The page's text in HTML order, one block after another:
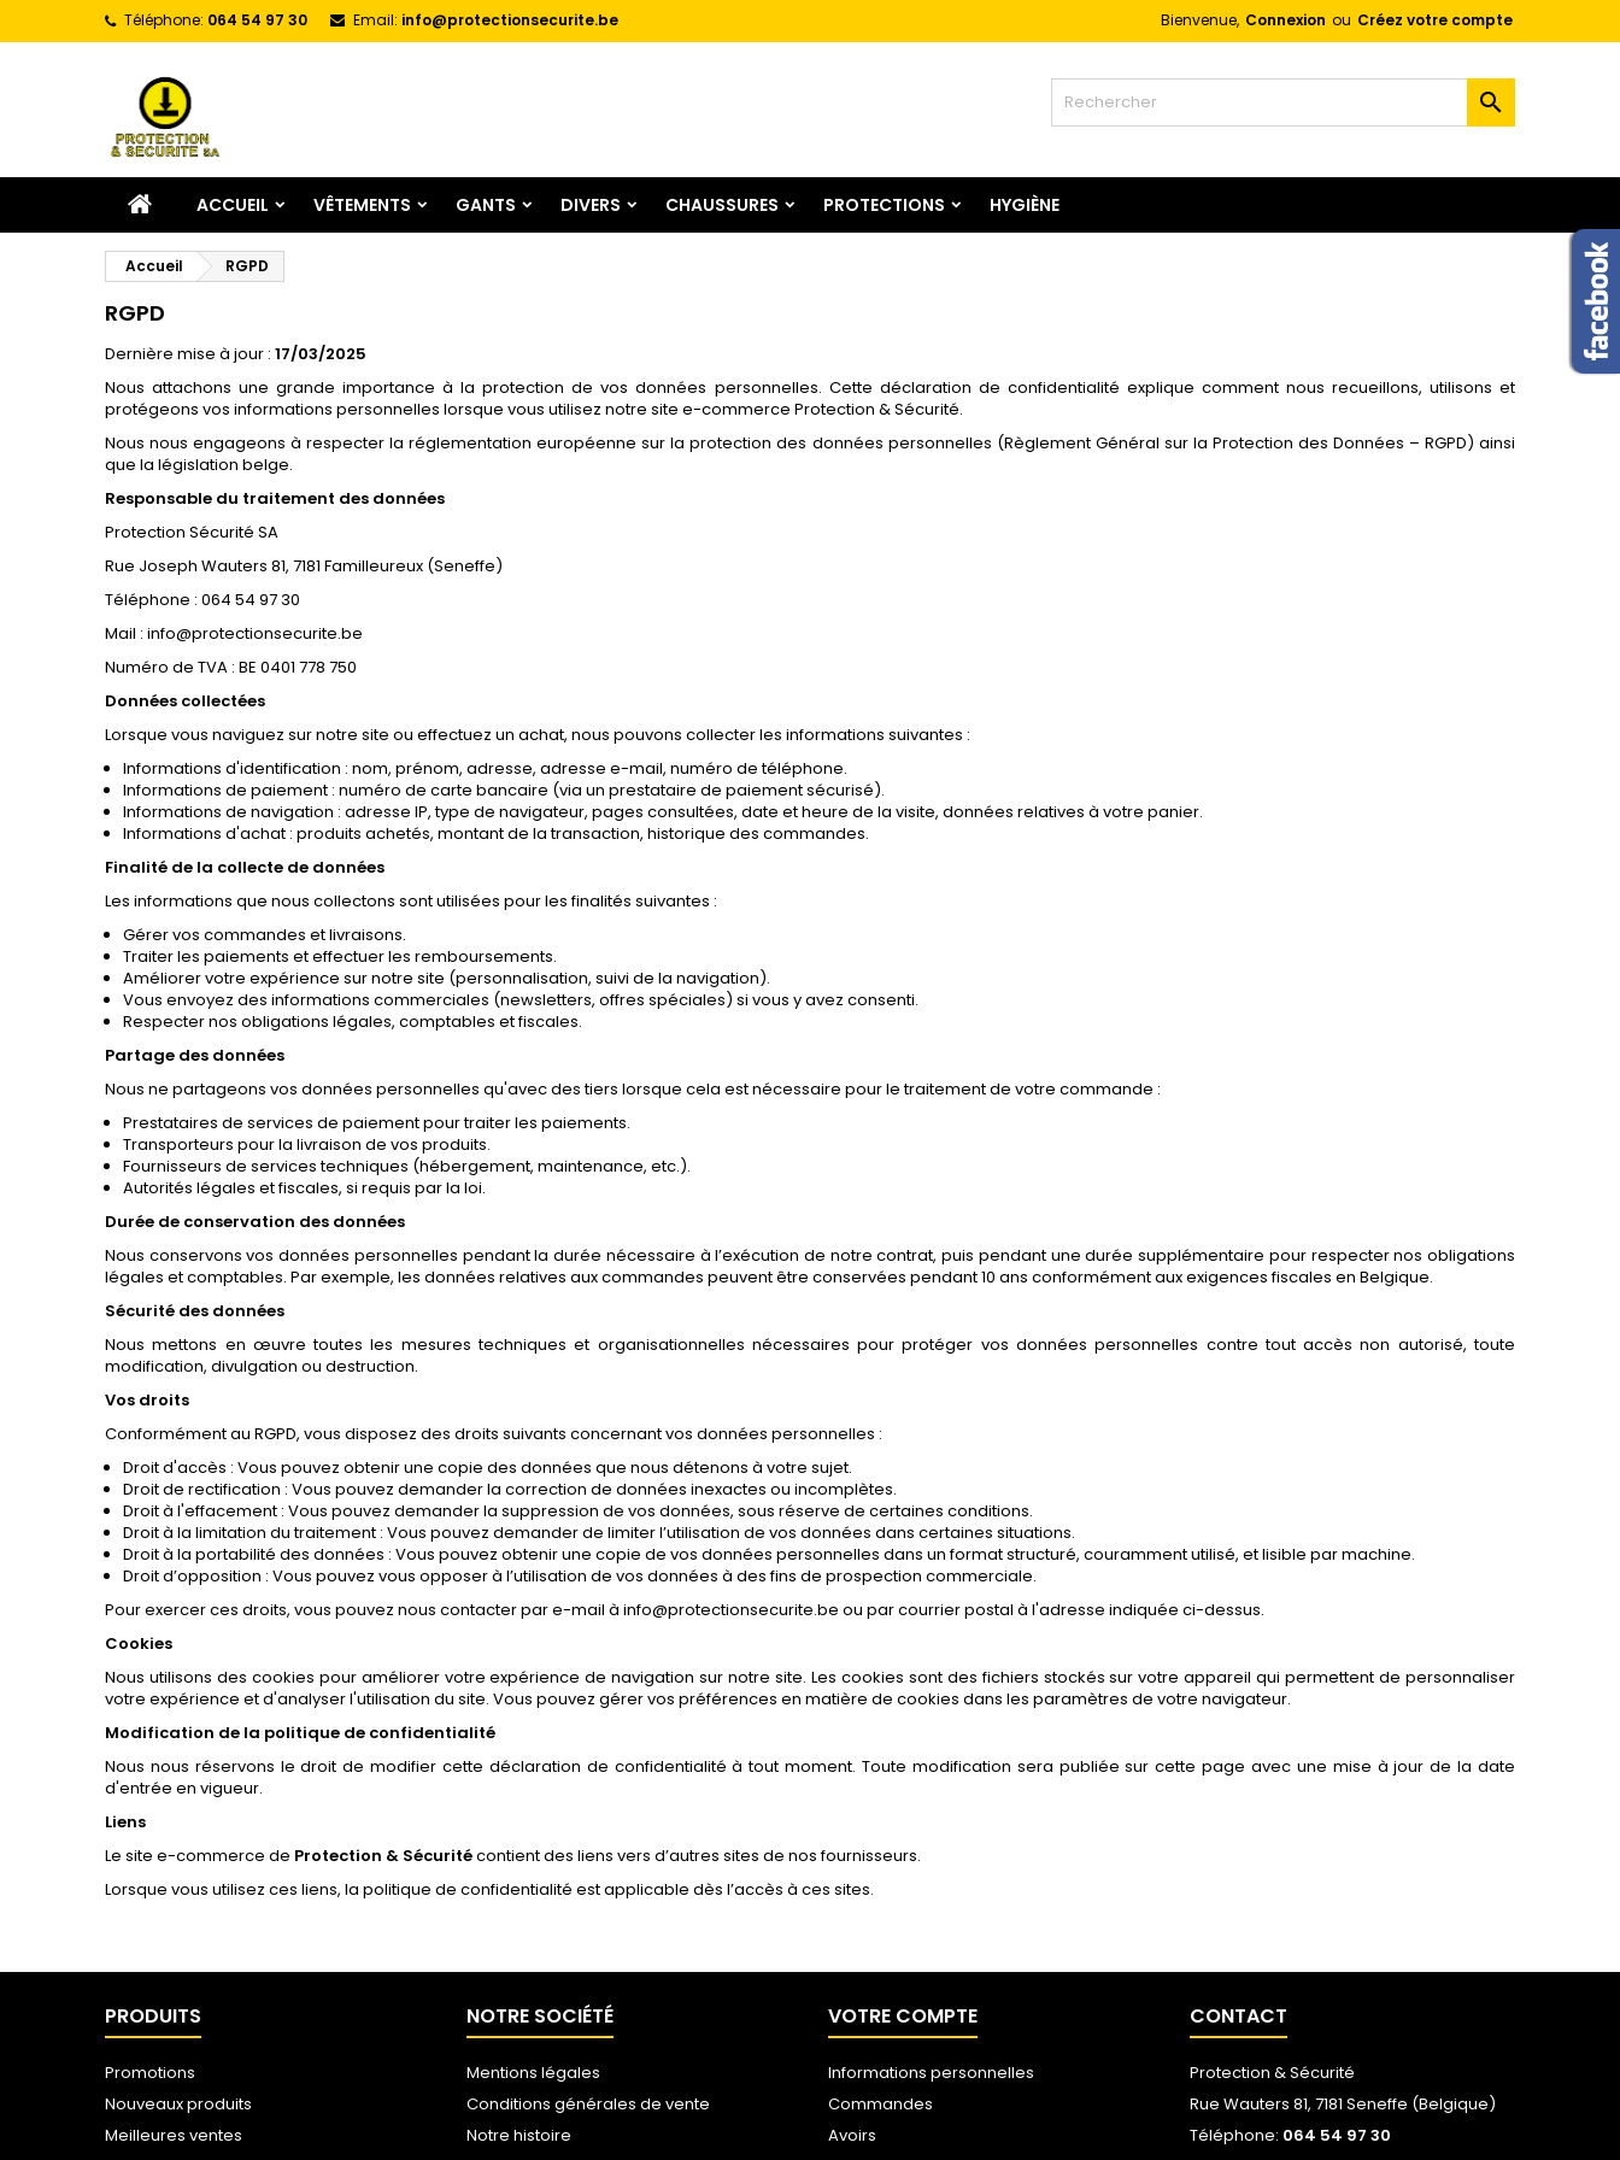
Téléphone: 064 54 97 30 Email: info@protectionsecurite.be Bienvenue, Connexion ou Créez votre compte

ACCUEIL VÊTEMENTS GANTS DIVERS CHAUSSURES PROTECTIONS HYGIÈNE
Accueil RGPD
RGPD
Dernière mise à jour : 17/03/2025
Nous attachons une grande importance à la protection de vos données personnelles. Cette déclaration de confidentialité explique comment nous recueillons, utilisons et
protégeons vos informations personnelles lorsque vous utilisez notre site e-commerce Protection & Sécurité.
Nous nous engageons à respecter la réglementation européenne sur la protection des données personnelles (Règlement Général sur la Protection des Données – RGPD) ainsi
que la législation belge.
Responsable du traitement des données
Protection Sécurité SA
Rue Joseph Wauters 81, 7181 Familleureux (Seneffe)
Téléphone : 064 54 97 30
Mail : info@protectionsecurite.be
Numéro de TVA : BE 0401 778 750
Données collectées
Lorsque vous naviguez sur notre site ou effectuez un achat, nous pouvons collecter les informations suivantes :
Informations d'identification : nom, prénom, adresse, adresse e-mail, numéro de téléphone.
Informations de paiement : numéro de carte bancaire (via un prestataire de paiement sécurisé).
Informations de navigation : adresse IP, type de navigateur, pages consultées, date et heure de la visite, données relatives à votre panier.
Informations d'achat : produits achetés, montant de la transaction, historique des commandes.
Finalité de la collecte de données
Les informations que nous collectons sont utilisées pour les finalités suivantes :
Gérer vos commandes et livraisons.
Traiter les paiements et effectuer les remboursements.
Améliorer votre expérience sur notre site (personnalisation, suivi de la navigation).
Vous envoyez des informations commerciales (newsletters, offres spéciales) si vous y avez consenti.
Respecter nos obligations légales, comptables et fiscales.
Partage des données
Nous ne partageons vos données personnelles qu'avec des tiers lorsque cela est nécessaire pour le traitement de votre commande :
Prestataires de services de paiement pour traiter les paiements.
Transporteurs pour la livraison de vos produits.
Fournisseurs de services techniques (hébergement, maintenance, etc.).
Autorités légales et fiscales, si requis par la loi.
Durée de conservation des données
Nous conservons vos données personnelles pendant la durée nécessaire à l’exécution de notre contrat, puis pendant une durée supplémentaire pour respecter nos obligations
légales et comptables. Par exemple, les données relatives aux commandes peuvent être conservées pendant 10 ans conformément aux exigences fiscales en Belgique.
Sécurité des données
Nous mettons en œuvre toutes les mesures techniques et organisationnelles nécessaires pour protéger vos données personnelles contre tout accès non autorisé, toute
modification, divulgation ou destruction.
Vos droits
Conformément au RGPD, vous disposez des droits suivants concernant vos données personnelles :
Droit d'accès : Vous pouvez obtenir une copie des données que nous détenons à votre sujet.
Droit de rectification : Vous pouvez demander la correction de données inexactes ou incomplètes.
Droit à l'effacement : Vous pouvez demander la suppression de vos données, sous réserve de certaines conditions.
Droit à la limitation du traitement : Vous pouvez demander de limiter l’utilisation de vos données dans certaines situations.
Droit à la portabilité des données : Vous pouvez obtenir une copie de vos données personnelles dans un format structuré, couramment utilisé, et lisible par machine.
Droit d’opposition : Vous pouvez vous opposer à l’utilisation de vos données à des fins de prospection commerciale.
Pour exercer ces droits, vous pouvez nous contacter par e-mail à info@protectionsecurite.be ou par courrier postal à l'adresse indiquée ci-dessus.
Cookies
Nous utilisons des cookies pour améliorer votre expérience de navigation sur notre site. Les cookies sont des fichiers stockés sur votre appareil qui permettent de personnaliser
votre expérience et d'analyser l'utilisation du site. Vous pouvez gérer vos préférences en matière de cookies dans les paramètres de votre navigateur.
Modification de la politique de confidentialité
Nous nous réservons le droit de modifier cette déclaration de confidentialité à tout moment. Toute modification sera publiée sur cette page avec une mise à jour de la date
d'entrée en vigueur.
Liens
Le site e-commerce de Protection & Sécuritécontient des liens vers d’autres sites de nos fournisseurs.
Lorsque vous utilisez ces liens, la politique de confidentialité est applicable dès l’accès à ces sites.
PRODUITS
Promotions
Nouveaux produits
Meilleures ventes
NOTRE SOCIÉTÉ
Mentions légales
Conditions générales de vente
Notre histoire
VOTRE COMPTE
Informations personnelles
Commandes
Avoirs
CONTACT
Protection & Sécurité
Rue Wauters 81, 7181 Seneffe (Belgique)
Téléphone: 064 54 97 30
×
×
((cancelText)) ((modalDeleteText))
×
×
Vous devez être connecté pour ajouter des produits à votre liste
Annuler Connexion